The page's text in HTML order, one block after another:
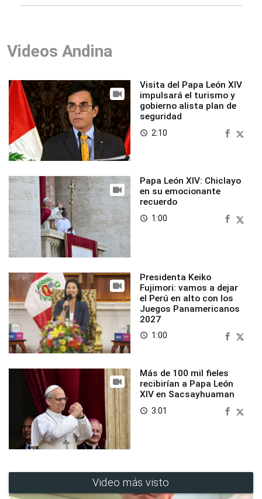
Videos Andina
Visita del Papa León XIV
impulsará el turismo y
gobierno alista plan de
seguridad
access_time 2:10
Papa León XIV: Chiclayo
en su emocionante
recuerdo
access_time 1:00
Presidenta Keiko
Fujimori: vamos a dejar
el Perú en alto con los
Juegos Panamericanos
2027
access_time 1:00
Más de 100 mil fieles
recibirían a Papa León
XIV en Sacsayhuaman
access_time 3:01
Video más visto